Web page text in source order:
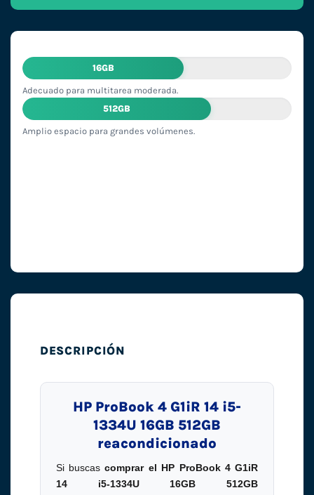
16GB
Adecuado para multitarea moderada.
512GB
Amplio espacio para grandes volúmenes.
DESCRIPCIÓN
HP ProBook 4 G1iR 14 i5-
1334U 16GB 512GB
reacondicionado
Si buscascomprar el HP ProBook 4 G1iR
14 i5-1334U 16GB 512GB